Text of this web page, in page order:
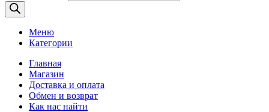
Меню
Категории
Главная
Магазин
Доставка и оплата
Обмен и возврат
Как нас найти